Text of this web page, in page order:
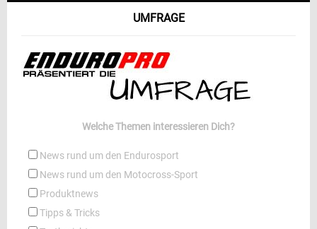
UMFRAGE
Welche Themen interessieren Dich?
News rund um den Endurosport
News rund um den Motocross-Sport
Produktnews
Tipps & Tricks